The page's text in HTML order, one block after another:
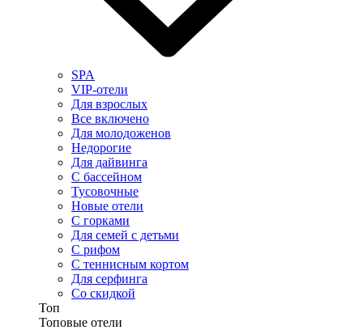
SPA
VIP-отели
Для взрослых
Все включено
Для молодоженов
Недорогие
Для дайвинга
С бассейном
Тусовочные
Новые отели
С горками
Для семей с детьми
С рифом
С теннисным кортом
Для серфинга
Со скидкой
Топ
Топовые отели